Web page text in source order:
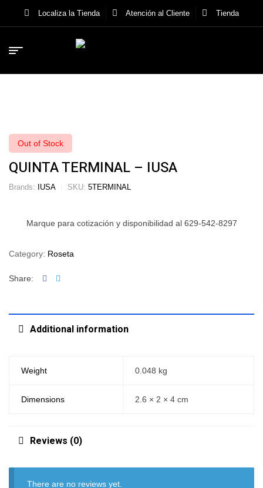
Localiza la Tienda Atención al Cliente Tienda
Out of Stock
QUINTA TERMINAL – IUSA
Brands: IUSA SKU: 5TERMINAL
Marque para cotización y disponibilidad al 629-542-8297
Category: Roseta
Share: Facebook
Additional information
Weight 0.048 kg
Dimensions 2.6 × 2 × 4 cm
Reviews (0)
There are no reviews yet.